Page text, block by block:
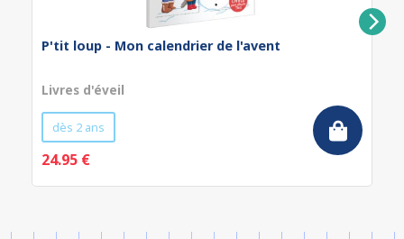
P'tit loup - Mon calendrier de l'avent
Livres d'éveil
dès 2 ans
24.95 €